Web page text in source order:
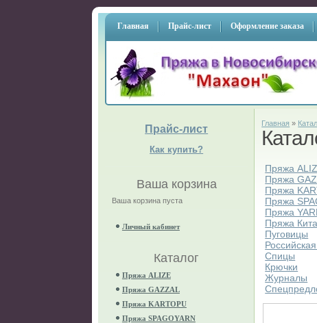
Главная Прайс-лист Оформление заказа
Прайс-лист
Как купить?
Ваша корзина
Ваша корзина пуста
Личный кабинет
Каталог
Пряжа ALIZE
Пряжа GAZZAL
Пряжа KARTOPU
Пряжа SPAGOYARN
Главная »
Пряжа
Пряжа
Пряжа
Пряжа
Пряжа
Пряжа
Пуговицы
Спицы
Крючки
Журналы